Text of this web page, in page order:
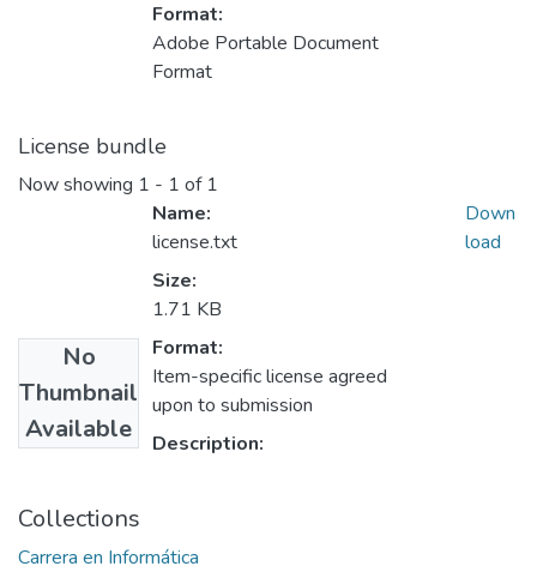
Format:
Adobe Portable Document
Format
License bundle
Now showing 1 - 1 of 1
No
Thumbnail
Available
Name:
license.txt
Size:
1.71 KB
Format:
Item-specific license agreed
upon to submission
Description:
Down
load
Collections
Carrera en Informática